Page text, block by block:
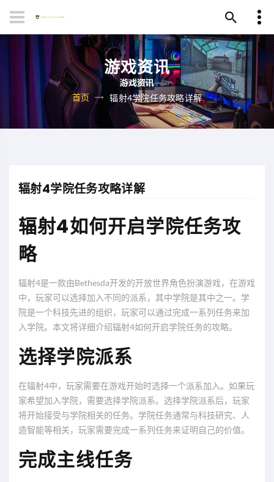
游戏资讯
首页 辐射4学院任务攻略详解
辐射4学院任务攻略详解
辐射4如何开启学院任务攻
略
辐射4是一款由Bethesda开发的开放世界角色扮演游戏，在游戏
中，玩家可以选择加入不同的派系，其中学院是其中之一。学
院是一个科技先进的组织，玩家可以通过完成一系列任务来加
入学院。本文将详细介绍辐射4如何开启学院任务的攻略。
选择学院派系
在辐射4中，玩家需要在游戏开始时选择一个派系加入。如果玩
家希望加入学院，需要选择学院派系。选择学院派系后，玩家
将开始接受与学院相关的任务。学院任务通常与科技研究、人
造智能等相关，玩家需要完成一系列任务来证明自己的价值。
完成主线任务